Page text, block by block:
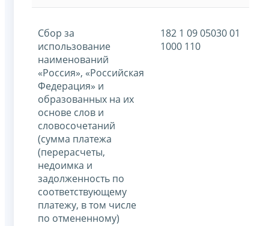
Сбор за
использование
наименований
«Россия», «Российская
Федерация» и
образованных на их
основе слов и
словосочетаний
(сумма платежа
(перерасчеты,
недоимка и
задолженность по
соответствующему
платежу, в том числе
по отмененному)
182 1 09 05030 01
1000 110